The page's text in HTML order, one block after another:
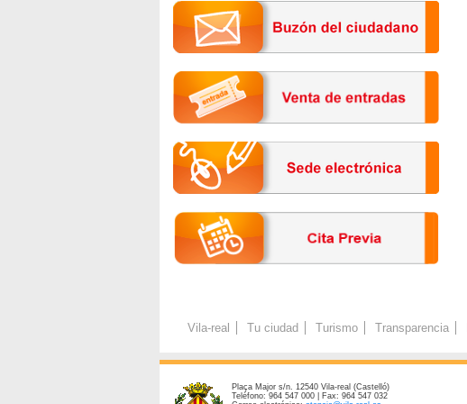
Vila-real Tu ciudad Turismo Transparencia
Plaça Major s/n. 12540 Vila-real (Castelló)
Teléfono: 964 547 000 | Fax: 964 547 032